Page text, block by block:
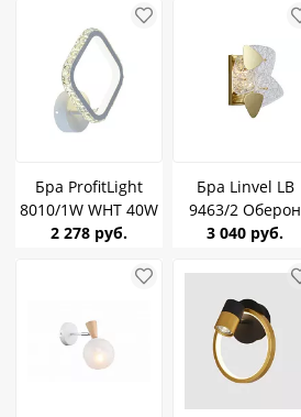
Бра ProfitLight
8010/1W WHT 40W
2 278 руб.
Бра Linvel LB
9463/2 Оберон
золото 2*G9 40W
3 040 руб.